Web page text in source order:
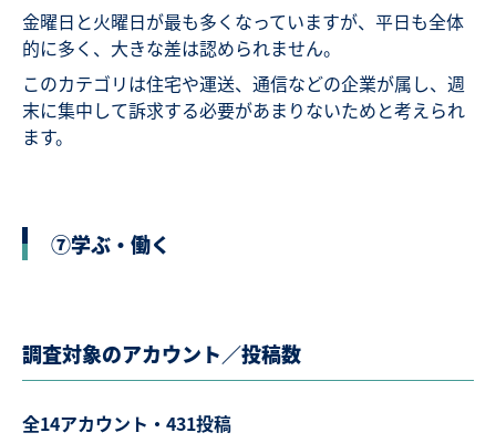
金曜日と火曜日が最も多くなっていますが、平日も全体
的に多く、大きな差は認められません。
このカテゴリは住宅や運送、通信などの企業が属し、週
末に集中して訴求する必要があまりないためと考えられ
ます。
⑦学ぶ・働く
調査対象のアカウント／投稿数
全14アカウント・431投稿